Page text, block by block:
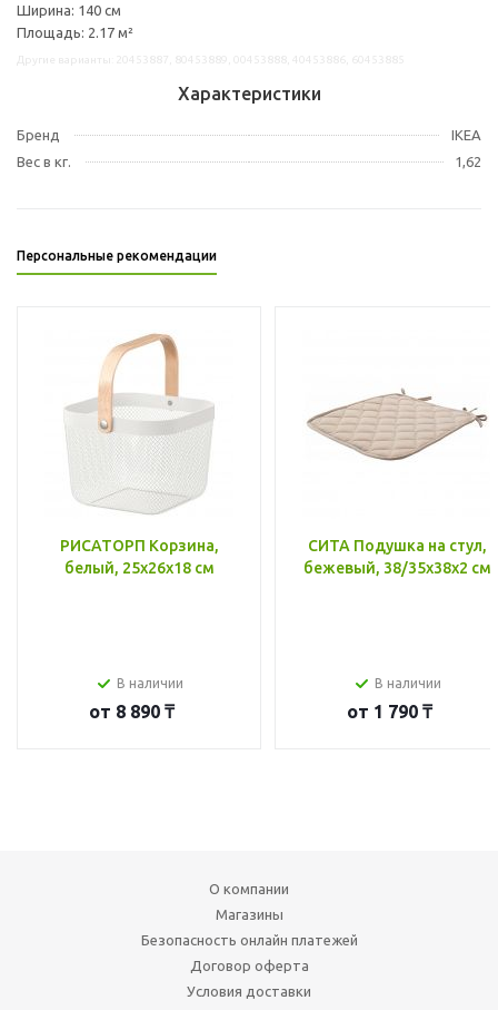
Ширина: 140 см
Площадь: 2.17 м²
Характеристики
Бренд
IKEA
Вес в кг.
1,62
Персональные рекомендации
РИСАТОРП Корзина,
белый, 25x26x18 см
В наличии
от 8 890 ₸
СИТА Подушка на стул,
бежевый, 38/35x38x2 см
В наличии
от 1 790 ₸
О компании
Магазины
Безопасность онлайн платежей
Договор оферта
Условия доставки